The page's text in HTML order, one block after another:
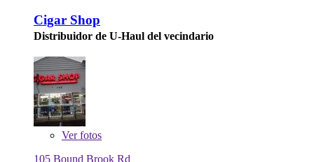
Cigar Shop
Distribuidor de U-Haul del vecindario
Verfotos
105 Bound Brook Rd